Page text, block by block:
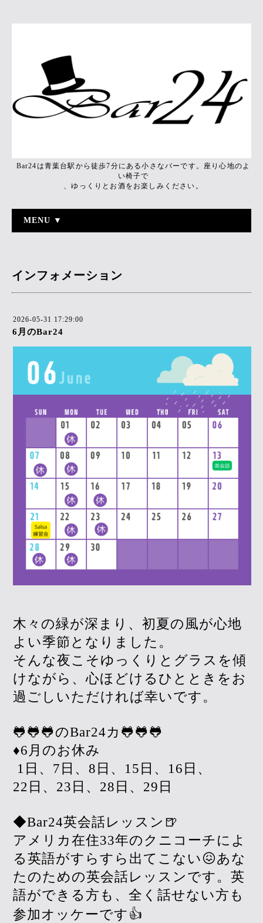
Bar24は青葉台駅から徒歩7分にある小さなバーです。座り心地のよ
い椅子で
、ゆっくりとお酒をお楽しみください。
MENU ▼
インフォメーション
2026-05-31 17:29:00
6月のBar24
木々の緑が深まり、初夏の風が心地
よい季節となりました。
そんな夜こそゆっくりとグラスを傾
けながら、心ほどけるひとときをお
過ごしいただければ幸いです。
🐸🐸🐸のBar24カ🐸🐸🐸
♦︎6月のお休み
1日、7日、8日、15日、16日、
22日、23日、28日、29日
◆Bar24英会話レッスン🍺
アメリカ在住33年のクニコーチによ
る英語がすらすら出てこない😖あな
たのための英会話レッスンです。英
語ができる方も、全く話せない方も
参加オッケーです👍